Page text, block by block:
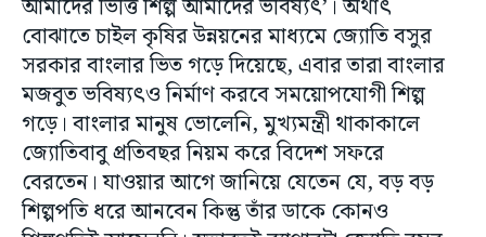
আমাদের ভিত্তি শিল্প আমাদের ভবিষ্যৎ’। অর্থাৎ
বোঝাতে চাইল কৃষির উন্নয়নের মাধ্যমে জ্যোতি বসুর
সরকার বাংলার ভিত গড়ে দিয়েছে, এবার তারা বাংলার
মজবুত ভবিষ্যৎও নির্মাণ করবে সময়োপযোগী শিল্প
গড়ে। বাংলার মানুষ ভোলেনি, মুখ্যমন্ত্রী থাকাকালে
জ্যোতিবাবু প্রতিবছর নিয়ম করে বিদেশ সফরে
বেরতেন। যাওয়ার আগে জানিয়ে যেতেন যে, বড় বড়
শিল্পপতি ধরে আনবেন কিন্তু তাঁর ডাকে কোনও